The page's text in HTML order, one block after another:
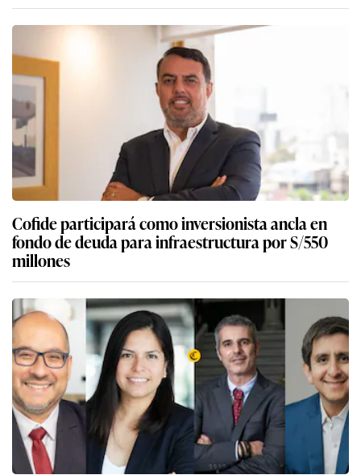
Cofide participará como inversionista ancla en
fondo de deuda para infraestructura por S/550
millones